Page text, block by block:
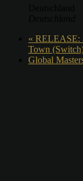
« RELEASE:
Town
Global